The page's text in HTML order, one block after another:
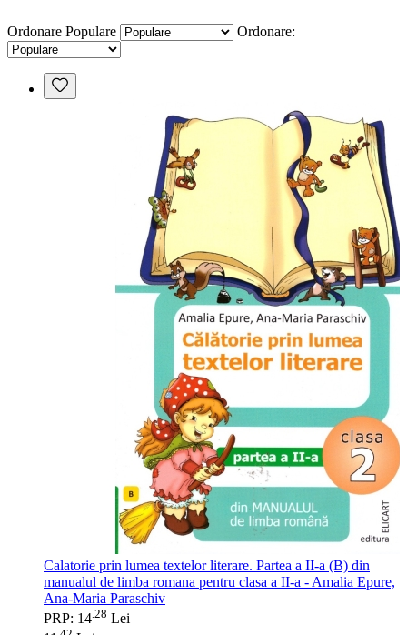
Ordonare Populare Ordonare:
Calatorie prin lumea textelor literare. Partea a II-a (B) din
manualul de limba romana pentru clasa a II-a - Amalia Epure,
Ana-Maria Paraschiv
PRP: 14 28 Lei